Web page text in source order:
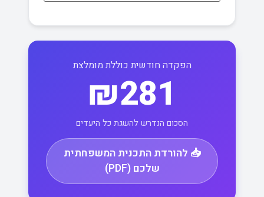
הפקדה חודשית כוללת מומלצת
₪281
הסכום הנדרש להשגת כל היעדים
📥 להורדת התכנית המשפחתית
שלכם (PDF)